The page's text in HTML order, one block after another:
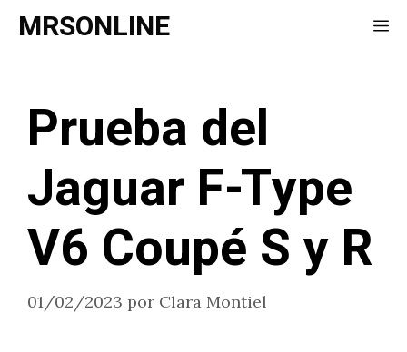
Saltar
MRSONLINE
Prueba del
Jaguar F-Type
V6 Coupé S y R
01/02/2023 por Clara Montiel